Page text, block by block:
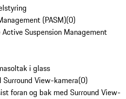
(PASM)(0)
Suspension Management
i glass
View-kamera(0)
foran og bak med Surround View-